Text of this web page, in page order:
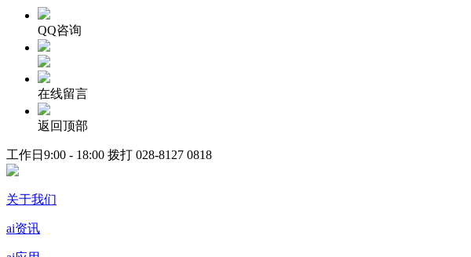
QQ咨询
在线留言
返回顶部
工作日9:00 - 18:00 拨打 028-8127 0818
关于我们
ai资讯